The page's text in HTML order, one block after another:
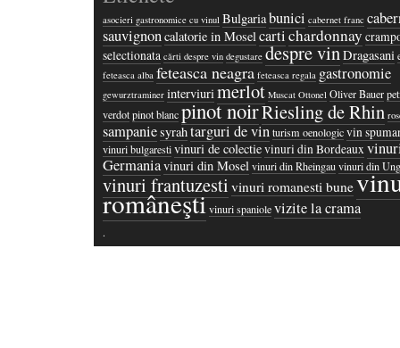
asocieri gastronomice cu vinul Bulgariabunici cabernet franc
sauvignoncalatorie in Mosel cartichardonnay
selectionata cărti despre vin degustare despre vinDragasani
feteasca alba feteasca neagra feteasca regala gastronomie
gewurztraminer interviuri merlot Muscat Ottonel Oliver Bauer
verdotpinot blancpinot noirRiesling de Rhin
sampaniesyrahtarguri de vinturism oenologicvin
vinuri bulgarestivinuri de colectievinuri din Bordeaux
Germaniavinuri din Mosel vinuri din Rheingauvinuri din
vinuri frantuzesti vinuri romanesti bune
româneştivinuri spaniolevizite la crama
·